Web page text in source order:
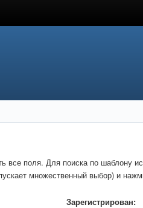
все поля. Для поиска по шаблону
множественный выбор) и
Зарегистрирован: